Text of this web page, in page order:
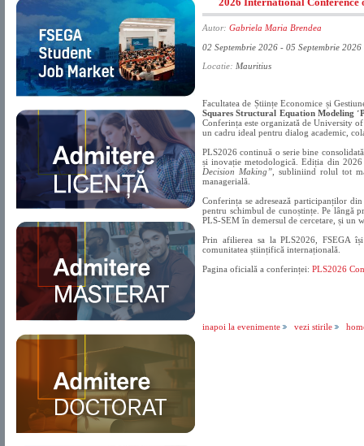
Autor: Gabriela Maria Brendea
02 Septembrie 2026 - 05 Septembrie 2026
Locatie: Mauritius
Facultatea de Științe Economice și
Squares Structural Equation Modeling
Conferința este organizată de University
un cadru ideal pentru dialog academic,
PLS2026 continuă o serie bine
și inovație metodologică. Ediția din
Decision Making” , subliniind rolul tot
managerială.
Conferința se adresează participanților
pentru schimbul de cunoștințe. Pe lângă
PLS-SEM în demersul de cercetare, și un
Prin afilierea sa la PLS2026, FSEGA
comunitatea științifică internațională.
Pagina oficială a conferinței: PLS2026
inapoi la evenimente vezi stirile